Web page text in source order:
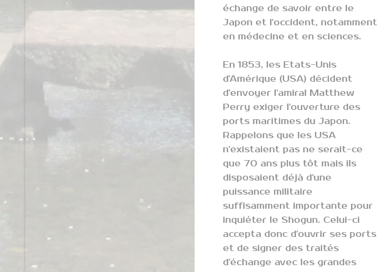
échange de savoir entre le
Japon et l'occident, notamment
en médecine et en sciences.
En 1853, les Etats-Unis
d'Amérique (USA) décident
d'envoyer l'amiral Matthew
Perry exiger l'ouverture des
ports maritimes du Japon.
Rappelons que les USA
n'existaient pas ne serait-ce
que 70 ans plus tôt mais ils
disposaient déjà d'une
puissance militaire
suffisamment importante pour
inquiéter le Shogun. Celui-ci
accepta donc d'ouvrir ses ports
et de signer des traités
d'échange avec les grandes